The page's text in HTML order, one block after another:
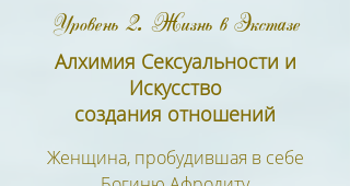
Уровень 2. Жизнь в Экстазе
Алхимия Сексуальности и
Искусство
создания отношений
Женщина, пробудившая в себе